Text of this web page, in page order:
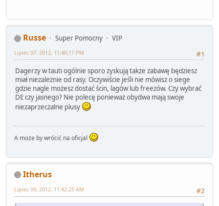
Russe Super Pomocny
VIP
#1
Lipiec 07, 2012, 11:40:11 PM
Dagerzy w tauti ogólnie sporo zyskują także zabawę będziesz
miał niezależnie od rasy. Oczywiście jeśli nie mówisz o siege
gdzie nagle możesz dostać ścin, lagów lub freezów. Czy wybrać
DE czy jasnego? Nie polecę ponieważ obydwa mają swoje
niezaprzeczalne plusy
A może by wrócić na oficjal
Itherus
#2
Lipiec 09, 2012, 11:42:25 AM